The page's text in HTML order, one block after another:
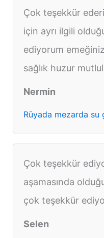
Çok teşekkür
için ayrı ilgili
ediyorum
sağlık huzur
Nermin
Rüyada mezarda su
Çok teşekkür
aşamasında
çok teşekkür
Selen